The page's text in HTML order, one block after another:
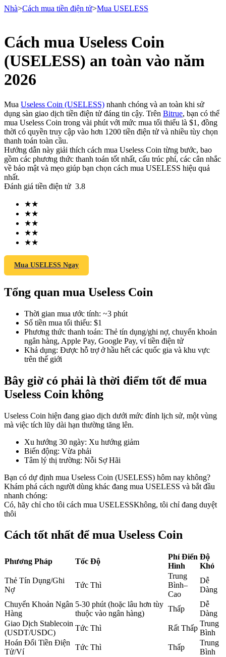
Hợp đồng tương lai
USDT Futures
Futures sử dụng USDT làm tài sản thế chấp
Futures sử dụng token làm tài sản thế chấp
TradFi
Phái sinh cổ phiếu, ngoại hối, kim loại quý và hàng hóa
USDC Futures vĩnh cửu
Futures sử dụng USDC làm tài sản thế chấp
Sao chép Giao dịch
Tham gia cùng các nhà giao dịch hàng đầu
Nhà>Cách mua tiền điện tử>Mua USELESS
Cách mua Useless Coin
(USELESS) an toàn vào năm
2026
Mua Useless Coin (USELESS) nhanh chóng và an toàn khi sử
dụng sàn giao dịch tiền điện tử đáng tin cậy. Trên Bitrue, bạn có thể
mua Useless Coin trong vài phút với mức mua tối thiểu là $1, đồng
thời có quyền truy cập vào hơn 1200 tiền điện tử và nhiều tùy chọn
thanh toán toàn cầu.
Hướng dẫn này giải thích cách mua Useless Coin từng bước, bao
gồm các phương thức thanh toán tốt nhất, cấu trúc phí, các cân nhắc
về bảo mật và mẹo giúp bạn chọn cách mua USELESS hiệu quả
nhất.
Đánh giá tiền điện tử 3.8
★★
★★
★★
★★
★★
Mua USELESS Ngay
Tổng quan mua Useless Coin
Thời gian mua ước tính: ~3 phút
Số tiền mua tối thiểu: $1
Phương thức thanh toán: Thẻ tín dụng/ghi nợ, chuyển khoản
ngân hàng, Apple Pay, Google Pay, ví tiền điện tử
Khả dụng: Được hỗ trợ ở hầu hết các quốc gia và khu vực
trên thế giới
Bây giờ có phải là thời điểm tốt để mua
Useless Coin không
Useless Coin hiện đang giao dịch dưới mức đỉnh lịch sử, một vùng
mà việc tích lũy dài hạn thường tăng lên.
Xu hướng 30 ngày: Xu hướng giảm
Biến động: Vừa phải
Tâm lý thị trường: Nỗi Sợ Hãi
Bạn có dự định mua Useless Coin (USELESS) hôm nay không?
Khám phá cách người dùng khác đang mua USELESS và bắt đầu
nhanh chóng:
Có, hãy chỉ cho tôi cách mua USELESSKhông, tôi chỉ đang duyệt
thôi
Cách tốt nhất để mua Useless Coin
Phương Pháp Tốc Độ
Phí Điển
Hình
Độ
Khó
Thẻ Tín Dụng/Ghi
Nợ
Tức Thì
Trung
Bình–
Cao
Dễ
Dàng
Chuyển Khoản Ngân
Hàng
5-30 phút (hoặc lâu hơn tùy
thuộc vào ngân hàng)
Thấp
Dễ
Dàng
Giao Dịch Stablecoin
(USDT/USDC)
Tức Thì Rất Thấp
Trung
Bình
Hoán Đổi Tiền Điện
Tử/Ví
Tức Thì Thấp
Trung
Bình